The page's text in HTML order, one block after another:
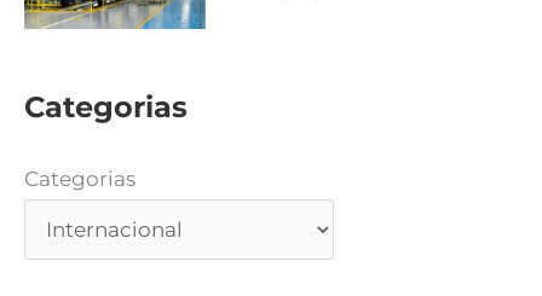
Categorias
Categorias